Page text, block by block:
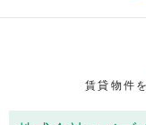
賃貸物件